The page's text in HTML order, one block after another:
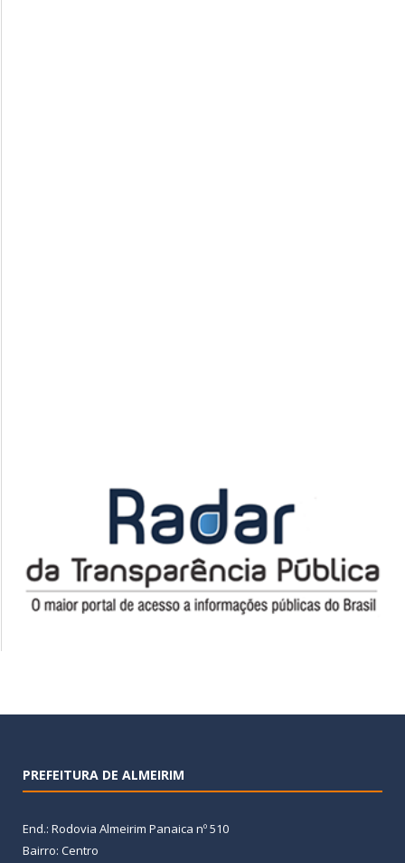
PREFEITURA DE ALMEIRIM
End.: Rodovia Almeirim Panaica nº 510
Bairro: Centro